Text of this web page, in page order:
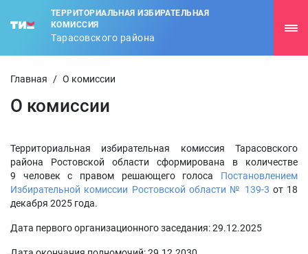
ТЕРРИТОРИАЛЬНАЯ ИЗБИРАТЕЛЬНАЯ
КОМИССИЯ
Тарасовского района
Главная / О комиссии
О комиссии
Территориальная избирательная комиссия Тарасовского
района Ростовской области сформирована в количестве
9 человек с правом решающего голоса Постановлением
Избирательной комиссии Ростовской области № 139-3 от 18
декабря 2025 года.
Дата первого организационного заседания: 29.12.2025